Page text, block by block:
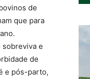
de
que para
sobreviva e
de
e pós-parto,